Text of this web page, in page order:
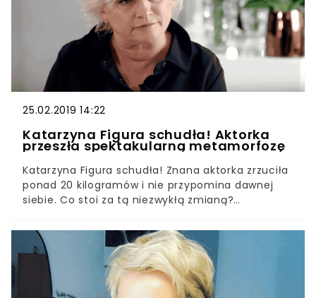
uprawianiu sportu oraz pilnowaniu wyznaczonych
pór posiłków. Jednak jemu się udało! Piotr Rubik
zdradza swój przepis na sukces w odchudzaniu.
25.02.2019 14:22
Katarzyna Figura schudła! Aktorka
przeszła spektakularną metamorfozę
Katarzyna Figura schudła! Znana aktorka zrzuciła
ponad 20 kilogramów i nie przypomina dawnej
siebie. Co stoi za tą niezwykłą zmianą?
jest pewne, aktorka przeszła spektakularną
metamorfozę i wygląda jak milion dolarów.
Katarzyna Figura jest uosobieniem kobiecego
seksapilu. Aktorka mimo swojego wieku wciąż
zachwyca wyglądem. Mężczyźni marzą o takiej